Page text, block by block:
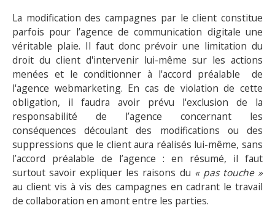
La modification des campagnes par le client constitue
parfois pour l’agence de communication digitale une
véritable plaie. Il faut donc prévoir une limitation du
droit du client d'intervenir lui-même sur les actions
menées et le conditionner à l'accord préalable de
l'agence webmarketing. En cas de violation de cette
obligation, il faudra avoir prévu l'exclusion de la
responsabilité de l’agence concernant les
conséquences découlant des modifications ou des
suppressions que le client aura réalisés lui-même, sans
l’accord préalable de l’agence : en résumé, il faut
surtout savoir expliquer les raisons du « pas touche »
au client vis à vis des campagnes en cadrant le travail
de collaboration en amont entre les parties.